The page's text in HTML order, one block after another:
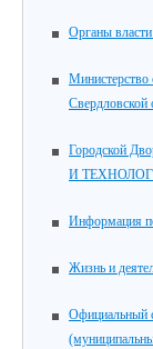
Органы
Министерство
Свердловской
Городской
И
Информация
Жизнь и
Официальный